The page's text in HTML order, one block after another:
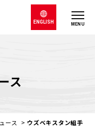
MENU
ENGLISH
ス
ース > ウズベキスタン組手